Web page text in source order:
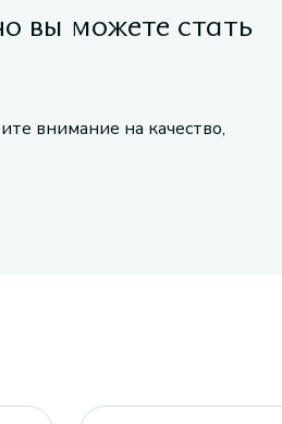
вы можете стать
внимание на качество,